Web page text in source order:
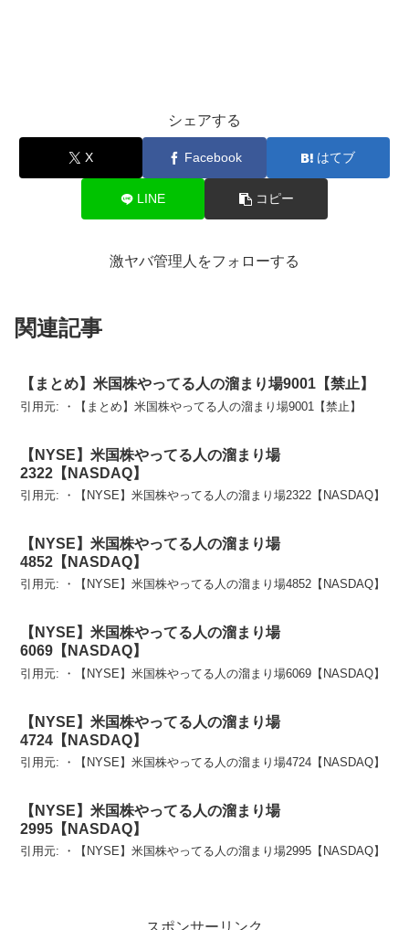
シェアする
X Facebook はてブ
LINE コピー
激ヤバ管理人をフォローする
関連記事
【まとめ】米国株やってる人の溜まり場9001【禁止】
引用元: ・【まとめ】米国株やってる人の溜まり場9001【禁止】
【NYSE】米国株やってる人の溜まり場
2322【NASDAQ】
引用元: ・【NYSE】米国株やってる人の溜まり場2322【NASDAQ】
【NYSE】米国株やってる人の溜まり場
4852【NASDAQ】
引用元: ・【NYSE】米国株やってる人の溜まり場4852【NASDAQ】
【NYSE】米国株やってる人の溜まり場
6069【NASDAQ】
引用元: ・【NYSE】米国株やってる人の溜まり場6069【NASDAQ】
【NYSE】米国株やってる人の溜まり場
4724【NASDAQ】
引用元: ・【NYSE】米国株やってる人の溜まり場4724【NASDAQ】
【NYSE】米国株やってる人の溜まり場
2995【NASDAQ】
引用元: ・【NYSE】米国株やってる人の溜まり場2995【NASDAQ】
スポンサーリンク